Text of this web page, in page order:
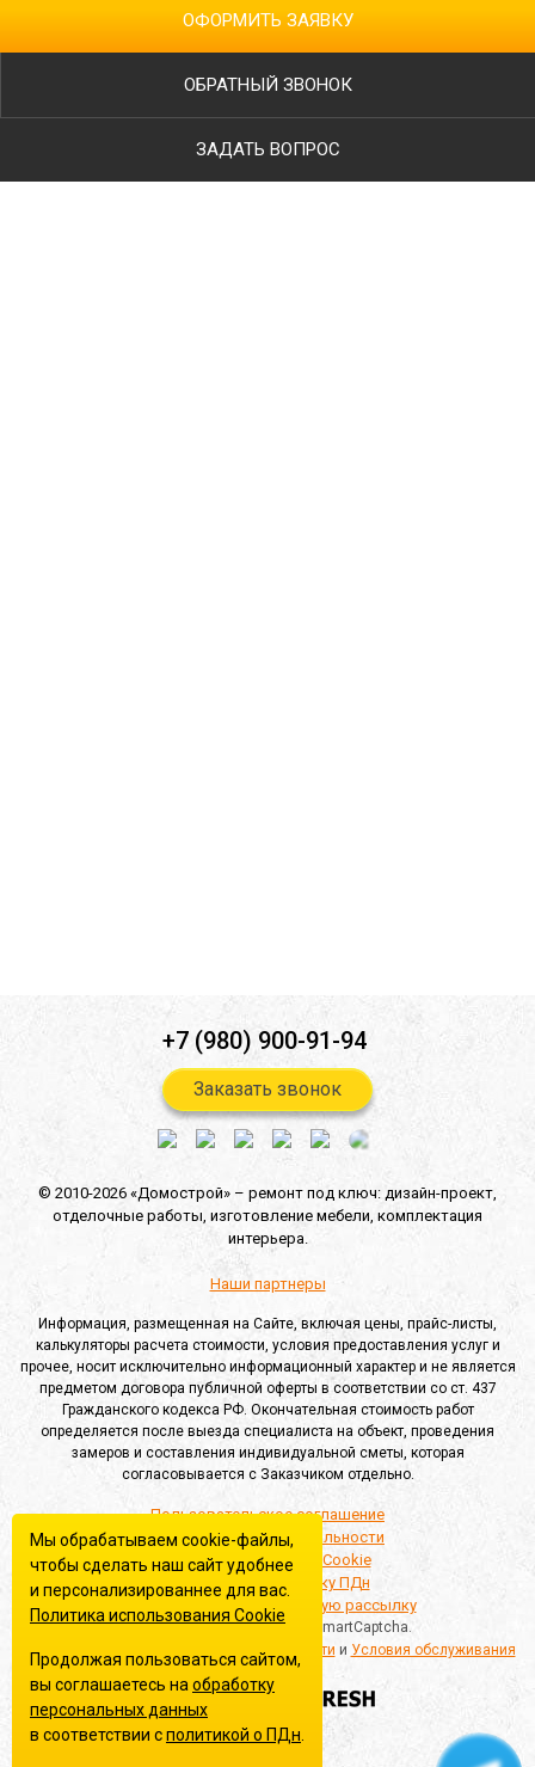
ОФОРМИТЬ ЗАЯВКУ
ОБРАТНЫЙ ЗВОНОК
ЗАДАТЬ ВОПРОС
© 2010-2026 «Домострой» – ремонт под ключ: дизайн-проект,
отделочные работы, изготовление мебели, комплектация
интерьера.
Наши партнеры
+7 (980) 900-91-94
Заказать звонок
Создание сайта
Информация, размещенная на Сайте, включая цены, прайс-листы,
калькуляторы расчета стоимости, условия предоставления услуг и
прочее, носит исключительно информационный характер и не является
предметом договора публичной оферты в соответствии со ст. 437
Гражданского кодекса РФ. Окончательная стоимость работ
определяется после выезда специалиста на объект, проведения
замеров и составления индивидуальной сметы, которая
согласовывается с Заказчиком отдельно.
Пользовательское соглашение
Политика конфиденциальности
Политика обработки Cookie
Согласие на обработку ПДн
Согласие на информационную рассылку
Этот сайт защищён Yandex SmartCaptcha.
Применяются
Политика конфиденциальности и Условия обслуживания
Мы обрабатываем cookie-файлы,
чтобы сделать наш сайт удобнее
и персонализированнее для вас.
Политика использования Сookie
Продолжая пользоваться сайтом,
вы соглашаетесь на обработку
персональных данных
в соответствии сполитикой о ПДн